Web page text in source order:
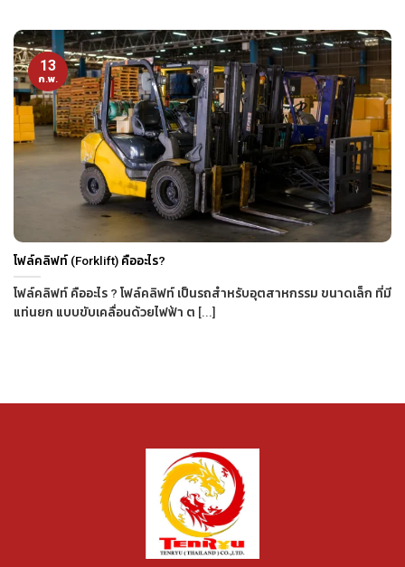
โฟล์คลิฟท์ (Forklift) คืออะไร?
โฟล์คลิฟท์ คืออะไร ? โฟล์คลิฟท์ เป็นรถสำหรับอุตสาหกรรม ขนาดเล็ก ที่มี
แท่นยก แบบขับเคลื่อนด้วยไฟฟ้า ต [...]
13
ก.พ.